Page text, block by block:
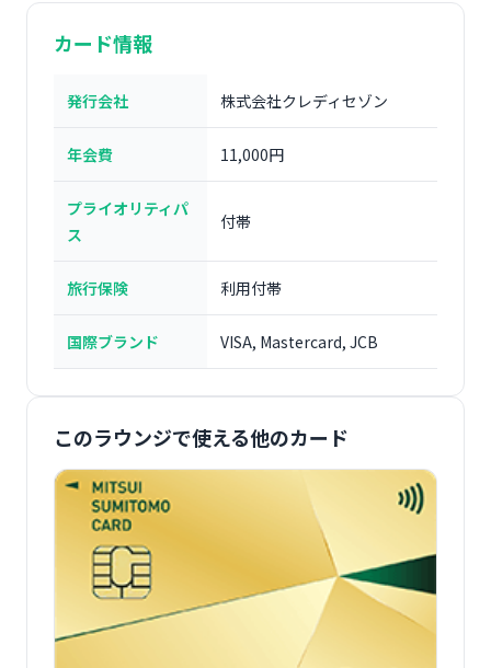
カード情報
発行会社 株式会社クレディセゾン
年会費 11,000円
プライオリティパ
ス
付帯
旅行保険 利用付帯
国際ブランド VISA, Mastercard, JCB
このラウンジで使える他のカード